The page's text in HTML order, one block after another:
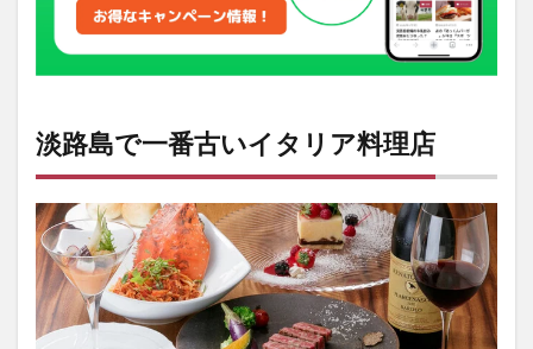
のス
パゲ
ティ
3
いた
りあ
亭の
店舗
情報
淡路島で一番古いイタリア料理店